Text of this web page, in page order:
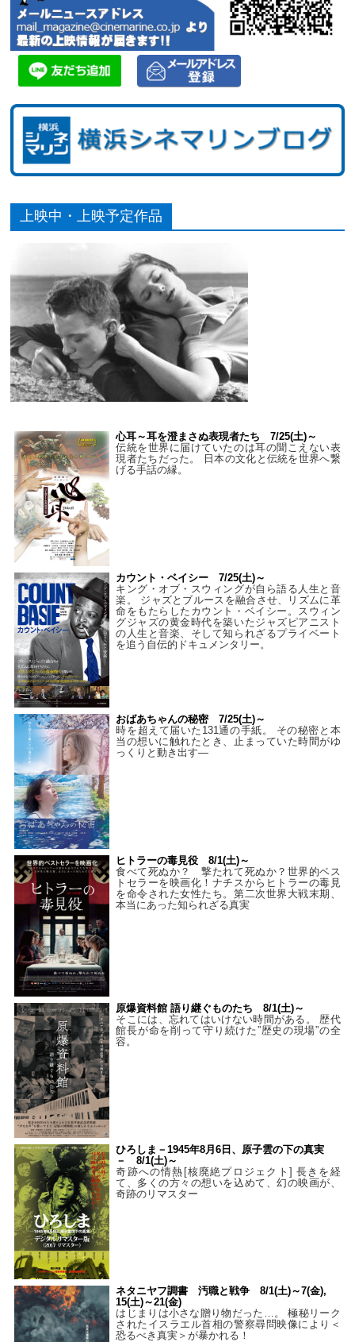
上映中・上映予定作品
心耳～耳を澄まさぬ表現者たち 7/25(土)～
伝統を世界に届けていたのは耳の聞こえない表
現者たちだった。 日本の文化と伝統を世界へ繋
げる手話の縁。
カウント・ベイシー 7/25(土)～
キング・オブ・スウィングが自ら語る人生と音
楽。 ジャズとブルースを融合させ、リズムに革
命をもたらしたカウント・ベイシー。スウィン
グジャズの黄金時代を築いたジャズピアニスト
の人生と音楽、そして知られざるプライベート
を追う自伝的ドキュメンタリー。
おばあちゃんの秘密 7/25(土)～
時を超えて届いた131通の手紙。 その秘密と本
当の想いに触れたとき、止まっていた時間がゆ
っくりと動き出す―
ヒトラーの毒見役 8/1(土)～
食べて死ぬか？ 撃たれて死ぬか？世界的ベス
トセラーを映画化！ナチスからヒトラーの毒見
を命令された女性たち。第二次世界大戦末期、
本当にあった知られざる真実
原爆資料館 語り継ぐものたち 8/1(土)～
そこには、忘れてはいけない時間がある。 歴代
館長が命を削って守り続けた”歴史の現場”の全
容。
ひろしま－1945年8月6日、原子雲の下の真実
－ 8/1(土)～
奇跡への情熱[核廃絶プロジェクト] 長きを経
て、多くの方々の想いを込めて、幻の映画が、
奇跡のリマスター
ネタニヤフ調書 汚職と戦争 8/1(土)～7(金),
15(土)～21(金)
はじまりは小さな贈り物だった…。 極秘リーク
されたイスラエル首相の警察尋問映像により＜
恐るべき真実＞が暴かれる！